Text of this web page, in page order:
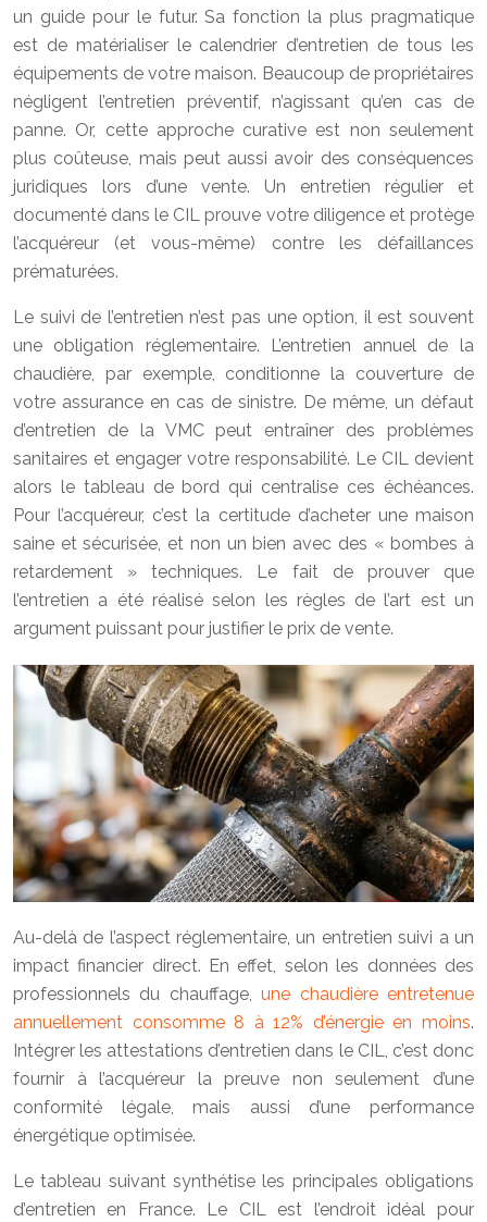
un guide pour le futur. Sa fonction la plus pragmatique
est de matérialiser le calendrier d’entretien de tous les
équipements de votre maison. Beaucoup de propriétaires
négligent l’entretien préventif, n’agissant qu’en cas de
panne. Or, cette approche curative est non seulement
plus coûteuse, mais peut aussi avoir des conséquences
juridiques lors d’une vente. Un entretien régulier et
documenté dans le CIL prouve votre diligence et protège
l’acquéreur (et vous-même) contre les défaillances
prématurées.
Le suivi de l’entretien n’est pas une option, il est souvent
une obligation réglementaire. L’entretien annuel de la
chaudière, par exemple, conditionne la couverture de
votre assurance en cas de sinistre. De même, un défaut
d’entretien de la VMC peut entraîner des problèmes
sanitaires et engager votre responsabilité. Le CIL devient
alors le tableau de bord qui centralise ces échéances.
Pour l’acquéreur, c’est la certitude d’acheter une maison
saine et sécurisée, et non un bien avec des « bombes à
retardement » techniques. Le fait de prouver que
l’entretien a été réalisé selon les règles de l’art est un
argument puissant pour justifier le prix de vente.
Au-delà de l’aspect réglementaire, un entretien suivi a un
impact financier direct. En effet, selon les données des
professionnels du chauffage,une chaudière entretenue
annuellement consomme 8 à 12% d’énergie en moins.
Intégrer les attestations d’entretien dans le CIL, c’est donc
fournir à l’acquéreur la preuve non seulement d’une
conformité légale, mais aussi d’une performance
énergétique optimisée.
Le tableau suivant synthétise les principales obligations
d’entretien en France. Le CIL est l’endroit idéal pour